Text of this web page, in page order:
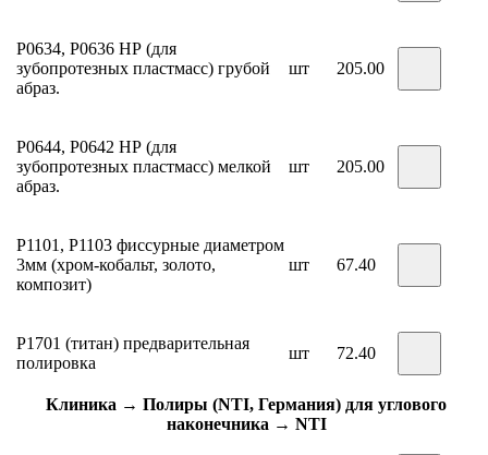
Р0634, Р0636 НР (для
зубопротезных пластмасс) грубой
абраз.
шт 205.00
Р0644, Р0642 НР (для
зубопротезных пластмасс) мелкой
абраз.
шт 205.00
Р1101, Р1103 фиссурные диаметром
3мм (хром-кобальт, золото,
композит)
шт 67.40
Р1701 (титан) предварительная
полировка
шт 72.40
Клиника → Полиры (NTI, Германия) для углового
наконечника → NTI